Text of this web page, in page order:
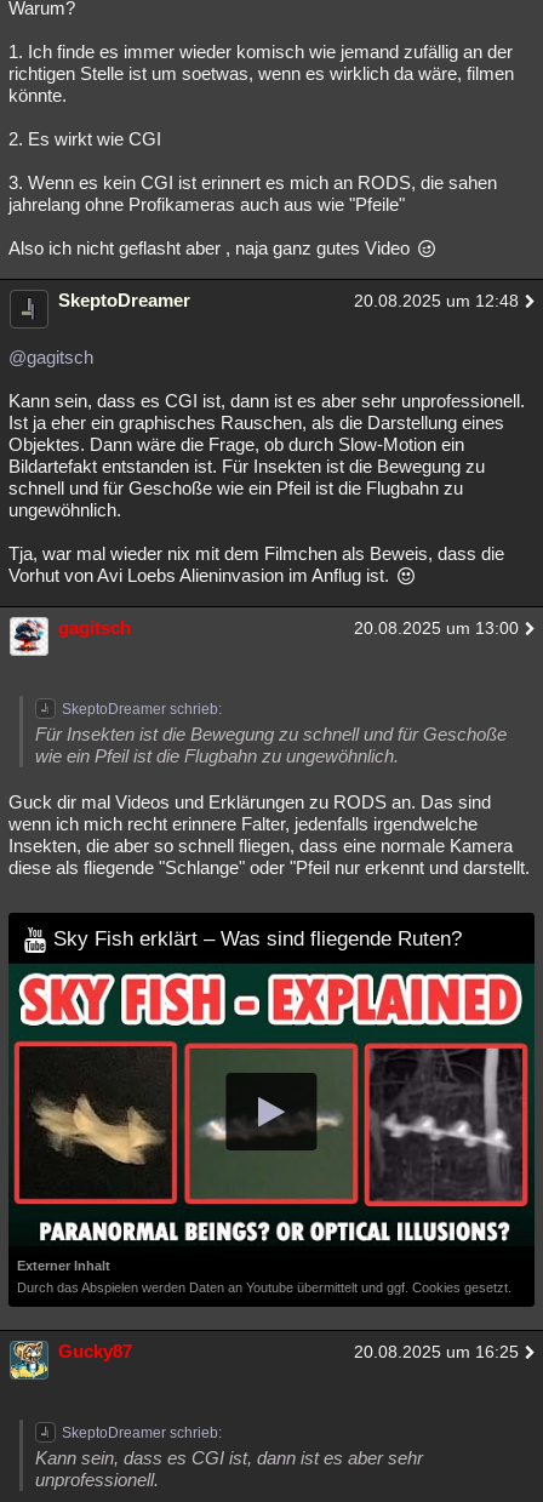
Warum?
1. Ich finde es immer wieder komisch wie jemand zufällig an der
richtigen Stelle ist um soetwas, wenn es wirklich da wäre, filmen
könnte.
2. Es wirkt wie CGI
3. Wenn es kein CGI ist erinnert es mich an RODS, die sahen
jahrelang ohne Profikameras auch aus wie "Pfeile"
Also ich nicht geflasht aber , naja ganz gutes Video
SkeptoDreamer 20.08.2025 um 12:48
@gagitsch
Kann sein, dass es CGI ist, dann ist es aber sehr unprofessionell.
Ist ja eher ein graphisches Rauschen, als die Darstellung eines
Objektes. Dann wäre die Frage, ob durch Slow-Motion ein
Bildartefakt entstanden ist. Für Insekten ist die Bewegung zu
schnell und für Geschoße wie ein Pfeil ist die Flugbahn zu
ungewöhnlich.
Tja, war mal wieder nix mit dem Filmchen als Beweis, dass die
Vorhut von Avi Loebs Alieninvasion im Anflug ist.
gagitsch 20.08.2025 um 13:00
SkeptoDreamer schrieb:
Für Insekten ist die Bewegung zu schnell und für Geschoße
wie ein Pfeil ist die Flugbahn zu ungewöhnlich.
Guck dir mal Videos und Erklärungen zu RODS an. Das sind
wenn ich mich recht erinnere Falter, jedenfalls irgendwelche
Insekten, die aber so schnell fliegen, dass eine normale Kamera
diese als fliegende "Schlange" oder "Pfeil nur erkennt und darstellt.
Sky Fish erklärt – Was sind fliegende Ruten?
Externer Inhalt
Durch das Abspielen werden Daten an Youtube übermittelt und ggf. Cookies gesetzt.
Gucky87 20.08.2025 um 16:25
SkeptoDreamer schrieb:
Kann sein, dass es CGI ist, dann ist es aber sehr
unprofessionell.